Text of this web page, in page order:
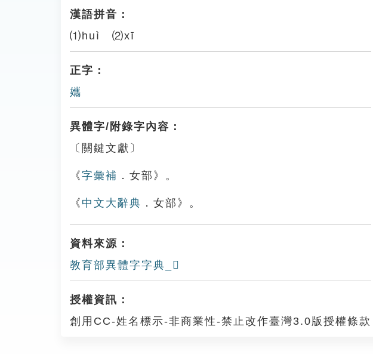
漢語拼音：
⑴huì ⑵xī
正字：
孈
異體字/附錄字內容：
〔關鍵文獻〕
《字彙補 ．女部》。
《 中文大辭典 ．女部》。
資料來源：
教育部異體字字典_𡣸
授權資訊：
創用CC-姓名標示-非商業性-禁止改作臺灣3.0版授權條款